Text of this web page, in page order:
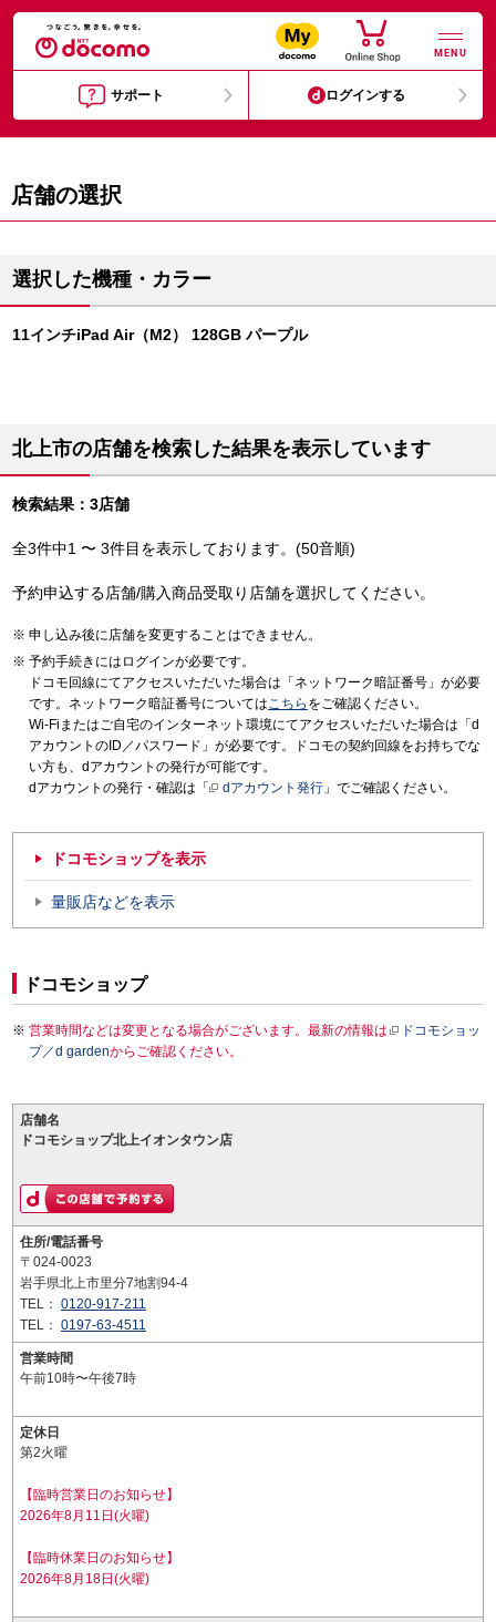
MENU
サポート ログインする
店舗の選択
選択した機種・カラー
11インチiPad Air（M2） 128GB パープル
北上市の店舗を検索した結果を表示しています
検索結果：3店舗
全3件中1 〜 3件目を表示しております。(50音順)
予約申込する店舗/購入商品受取り店舗を選択してください。
申し込み後に店舗を変更することはできません。
予約手続きにはログインが必要です。
ドコモ回線にてアクセスいただいた場合は「ネットワーク暗証番号」が必要
です。ネットワーク暗証番号についてはこちら をご確認ください。
Wi-Fiまたはご自宅のインターネット環境にてアクセスいただいた場合は「d
アカウントのID／パスワード」が必要です。ドコモの契約回線をお持ちでな
い方も、dアカウントの発行が可能です。
dアカウントの発行・確認は「
dアカウント発行 」でご確認ください。
ドコモショップを表示
量販店などを表示
ドコモショップ
営業時間などは変更となる場合がございます。最新の情報は
ドコモショッ
プ／d gardenからご確認ください。
店舗名
ドコモショップ北上イオンタウン店
住所/電話番号
〒024-0023
岩手県北上市里分7地割94-4
TEL： 0120-917-211
TEL： 0197-63-4511
営業時間
午前10時〜午後7時
定休日
第2火曜
【臨時営業日のお知らせ】
2026年8月11日(火曜)
【臨時休業日のお知らせ】
2026年8月18日(火曜)